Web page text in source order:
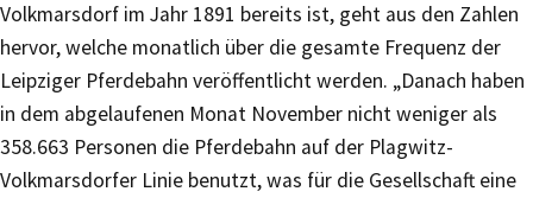
Volkmarsdorf im Jahr 1891 bereits ist, geht aus den Zahlen
hervor, welche monatlich über die gesamte Frequenz der
Leipziger Pferdebahn veröffentlicht werden. „Danach haben
in dem abgelaufenen Monat November nicht weniger als
358.663 Personen die Pferdebahn auf der Plagwitz-
Volkmarsdorfer Linie benutzt, was für die Gesellschaft eine